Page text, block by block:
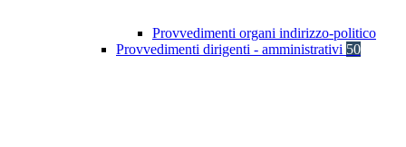
Provvedimenti organi indirizzo-politico
Provvedimenti dirigenti - amministrativi 50